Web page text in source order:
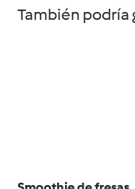
También podría